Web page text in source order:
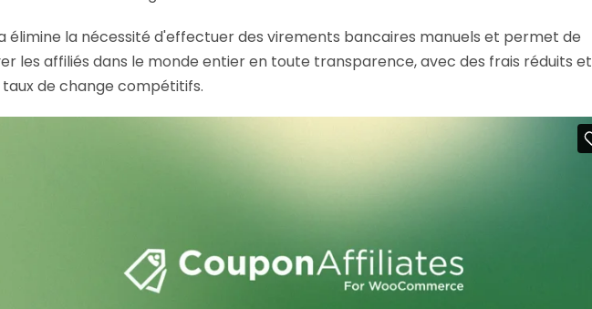
élimine la nécessité d'effectuer des virements bancaires manuels et permet de
les affiliés dans le monde entier en toute transparence, avec des frais réduits et
taux de change compétitifs.